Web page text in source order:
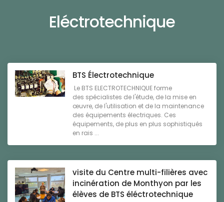
Eléctrotechnique
BTS Électrotechnique
Le BTS ELECTROTECHNIQUE forme
des spécialistes de l'étude, de la mise en
œuvre, de l'utilisation et de la maintenance
des équipements électriques. Ces
équipements, de plus en plus sophistiqués
en rais ...
visite du Centre multi-filières avec
incinération de Monthyon par les
élèves de BTS éléctrotechnique